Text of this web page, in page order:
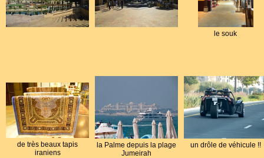
le souk
de très beaux tapis
iraniens
la Palme depuis la plage
Jumeirah
un drôle de véhicule !!